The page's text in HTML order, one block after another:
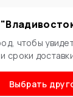
чтобы
сроки
Выбрать